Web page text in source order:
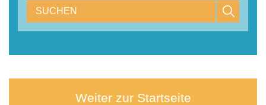
SUCHEN
Weiter zur Startseite